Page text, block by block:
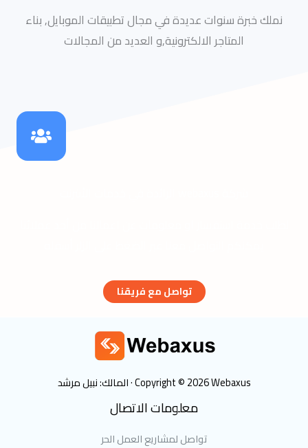
نملك خبرة سنوات عديدة في مجال تطبيقات الموبايل, بناء
المتاجر الالكترونية,و العديد من المجالات
تواصل مع فريقنا
Copyright © 2026 Webaxus · المالك: نبيل مرشد
معلومات الاتصال
تواصل لمشاريع العمل الحر